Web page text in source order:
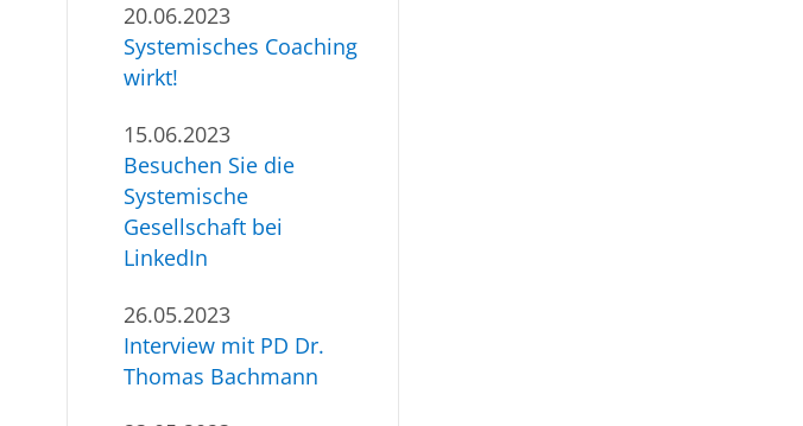
20.06.2023
Systemisches Coaching
wirkt!
15.06.2023
Besuchen Sie die
Systemische
Gesellschaft bei
LinkedIn
26.05.2023
Interview mit PD Dr.
Thomas Bachmann